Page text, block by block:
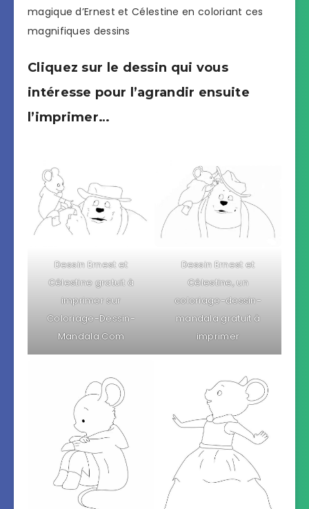
magique d’Ernest et Célestine en coloriant ces
magnifiques dessins
Cliquez sur le dessin qui vous
intéresse pour l’agrandir ensuite
l’imprimer…
Dessin Ernest et
Célestine gratuit à
imprimer sur
Coloriage-Dessin-
Mandala.Com
Dessin Ernest et
Célestine, un
coloriage-dessin-
mandala gratuit à
imprimer